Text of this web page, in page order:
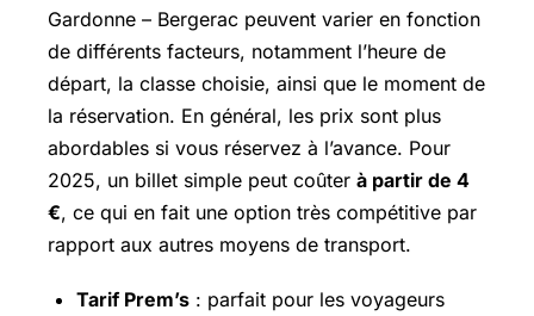
Gardonne – Bergerac peuvent varier en fonction
de différents facteurs, notamment l’heure de
départ, la classe choisie, ainsi que le moment de
la réservation. En général, les prix sont plus
abordables si vous réservez à l’avance. Pour
2025, un billet simple peut coûter à partir de 4
€, ce qui en fait une option très compétitive par
rapport aux autres moyens de transport.
Tarif Prem’s : parfait pour les voyageurs